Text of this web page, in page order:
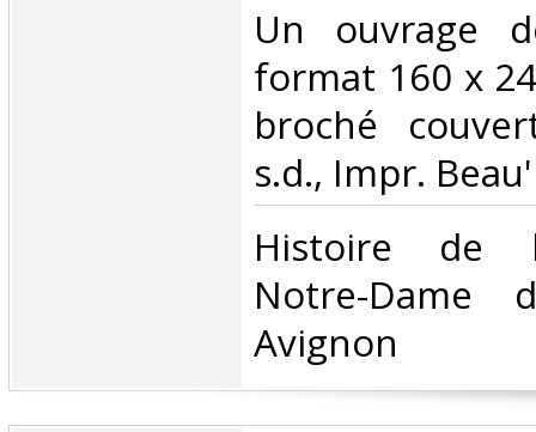
‎Un ouvrage
format 160 x
broché
s.d., Impr.
‎Histoire de
Notre-Dame
Avignon‎